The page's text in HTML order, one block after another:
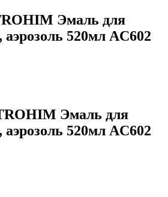
Эмаль для
аэрозоль 520мл AC602
Эмаль для
аэрозоль 520мл AC602